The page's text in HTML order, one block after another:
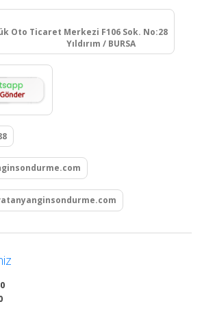
Oto Ticaret Merkezi F106 Sok. No:28
/ BURSA